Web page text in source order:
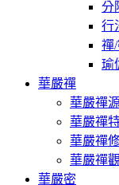
分
行
禪
瑜
華嚴禪
華嚴禪
華嚴禪
華嚴禪
華嚴禪
華嚴密